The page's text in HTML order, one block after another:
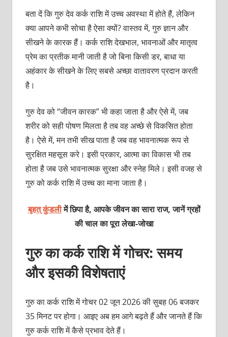
बता दें कि गुरु देव कर्क राशि में उच्च अवस्था में होते हैं, लेकिन
क्या आपने कभी सोचा है ऐसा क्यों? वास्तव में, गुरु ज्ञान और
सीखने के कारक हैं। कर्क राशि देखभाल, भावनाओं और मातृत्व
प्रेम का प्रतीक मानी जाती है जो बिना किसी डर, बाधा या
अहंकार के सीखने के लिए सबसे अच्छा वातावरण प्रदान करती
है।
गुरु देव को “जीवन कारक” भी कहा जाता है और ऐसे में, जब
शरीर को सही पोषण मिलता है तब वह अच्छे से विकसित होता
है। ऐसे में, मन तभी सीख पाता है जब वह भावनात्मक रूप से
सुरक्षित महसूस करे। इसी प्रकार, आत्मा का विकास भी तब
होता है जब उसे भावनात्मक सुरक्षा और स्नेह मिले। इसी वजह से
गुरु को कर्क राशि में उच्च का माना जाता है।
बृहत् कुंडलीमें छिपा है, आपके जीवन का सारा राज, जानें ग्रहों
की चाल का पूरा लेखा-जोखा
गुरु का कर्क राशि में गोचर: समय
और इसकी विशेषताएं
गुरु का कर्क राशि में गोचर 02 जून 2026 की सुबह 06 बजकर
35 मिनट पर होगा। आइए अब हम आगे बढ़ते हैं और जानते हैं कि
गुरु कर्क राशि में कैसे प्रभाव देते हैं।